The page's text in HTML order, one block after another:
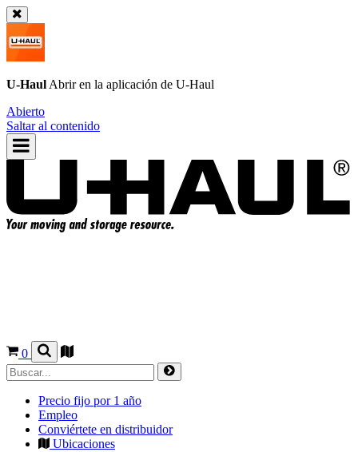
U-Haul Abrir en la aplicación de U-Haul
Abierto
Saltar al contenido
0
Precio fijo por 1 año
Empleo
Conviértete en distribuidor
Ubicaciones